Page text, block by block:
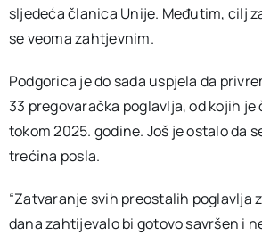
sljedeća članica Unije. Međutim, cilj
se veoma zahtjevnim.
Podgorica je do sada uspjela da
33 pregovaračka poglavlja, od kojih
tokom 2025. godine. Još je ostalo da
trećina posla.
“Zatvaranje svih preostalih poglavlja
dana zahtijevalo bi gotovo savršen i